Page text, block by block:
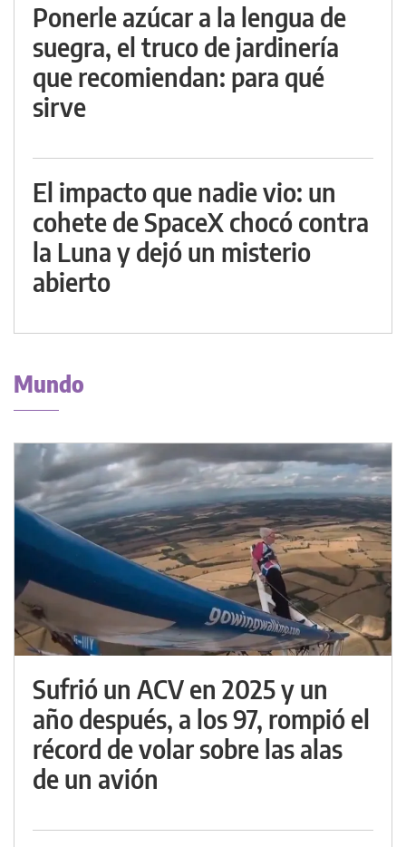
Ponerle azúcar a la lengua de
suegra, el truco de jardinería
que recomiendan: para qué
sirve
El impacto que nadie vio: un
cohete de SpaceX chocó contra
la Luna y dejó un misterio
abierto
Mundo
Sufrió un ACV en 2025 y un
año después, a los 97, rompió el
récord de volar sobre las alas
de un avión